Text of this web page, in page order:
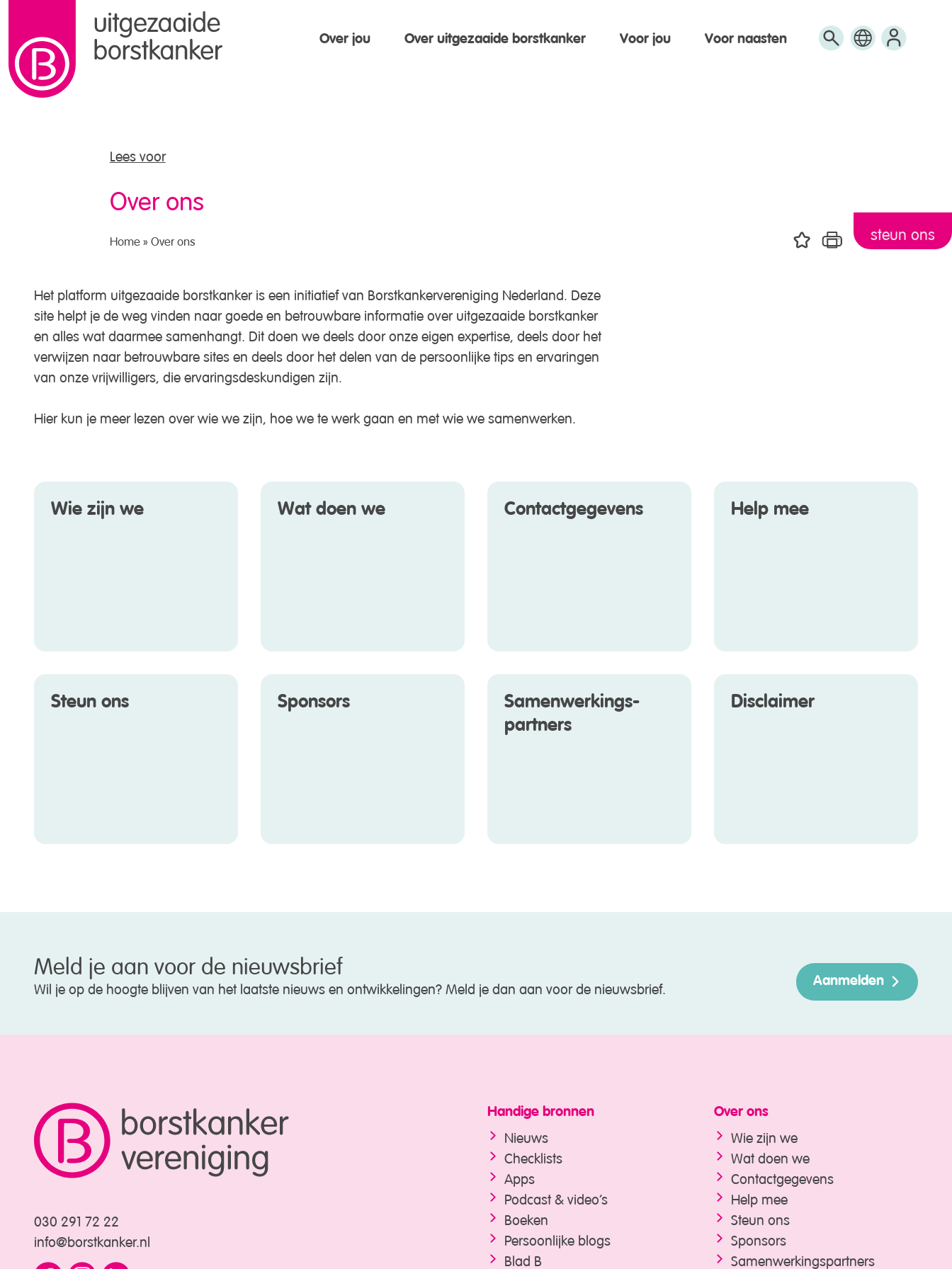
naar de inhoud
Over jou
Over uitgezaaide borstkanker Voor jou Voor naasten
steun ons
Lees voor
Over ons
Home » Over ons
Het platform uitgezaaide borstkanker is een initiatief van Borstkankervereniging Nederland. Deze
site helpt je de weg vinden naar goede en betrouwbare informatie over uitgezaaide borstkanker
en alles wat daarmee samenhangt. Dit doen we deels door onze eigen expertise, deels door het
verwijzen naar betrouwbare sites en deels door het delen van de persoonlijke tips en ervaringen
van onze vrijwilligers, die ervaringsdeskundigen zijn.
Hier kun je meer lezen over wie we zijn, hoe we te werk gaan en met wie we samenwerken.
Wie zijn we Wat doen we Contactgegevens Help mee
Steun ons Sponsors
Samenwerkings­
partners
Disclaimer
Meld je aan voor de nieuwsbrief
Wil je op de hoogte blijven van het laatste nieuws en ontwikkelingen? Meld je dan aan voor de nieuwsbrief. Aanmelden
030 291 72 22
info@borstkanker.nl
Handige bronnen
Nieuws
Checklists
Apps
Podcast & video’s
Boeken
Persoonlijke blogs
Blad B
Over ons
Wie zijn we
Wat doen we
Contactgegevens
Help mee
Steun ons
Sponsors
Samenwerkings­partners